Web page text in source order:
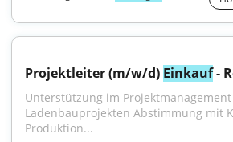
Projektleiter (m/w/d) Einkauf -
Unterstützung im Projektmanagement
Ladenbauprojekten Abstimmung mit
Produktion...